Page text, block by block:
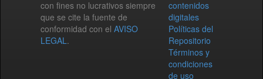
con fines no lucrativos siempre
que se cite la fuente de
conformidad con el AVISO
LEGAL.
contenidos
digitales
Políticas del
Repositorio
Términos y
condiciones
de uso